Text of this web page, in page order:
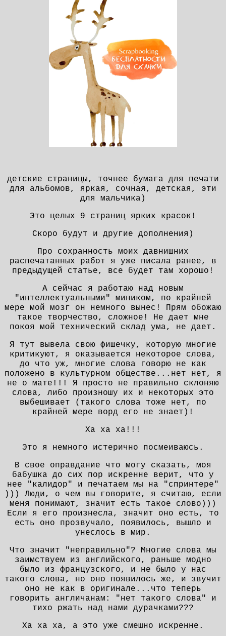
детские страницы, точнее бумага для печати
для альбомов, яркая, сочная, детская, эти
для мальчика)
Это целых 9 страниц ярких красок!
Скоро будут и другие дополнения)
Про сохранность моих давнишних
распечатанных работ я уже писала ранее, в
предыдущей статье, все будет там хорошо!
А сейчас я работаю над новым
"интеллектуальными" миником, по крайней
мере мой мозг он немного вынес! Прям обожаю
такое творчество, сложное! Не дает мне
покоя мой технический склад ума, не дает.
Я тут вывела свою фишечку, которую многие
критикуют, я оказывается некоторое слова,
до что уж, многие слова говорю не как
положено в культурном обществе...нет нет, я
не о мате!!! Я просто не правильно склоняю
слова, либо произношу их и некоторых это
выбешивает (такого слова тоже нет, по
крайней мере ворд его не знает)!
Ха ха ха!!!
Это я немного истерично посмеиваюсь.
В свое оправдание что могу сказать, моя
бабушка до сих пор искренне верит, что у
нее "калидор" и печатаем мы на "спринтере"
))) Люди, о чем вы говорите, я считаю, если
меня понимают, значит есть такое слово)))
Если я его произнесла, значит оно есть, то
есть оно прозвучало, появилось, вышло и
унеслось в мир.
Что значит "неправильно"? Многие слова мы
заимствуем из английского, раньше модно
было из французского, и не было у нас
такого слова, но оно появилось же, и звучит
оно не как в оригинале...что теперь
говорить англичанам: "нет такого слова" и
тихо ржать над нами дурачками???
Ха ха ха, а это уже смешно искренне.